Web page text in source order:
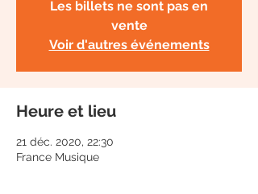
Les billets ne sont pas en
vente
Voir d'autres événements
Heure et lieu
21 déc. 2020, 22:30
France Musique